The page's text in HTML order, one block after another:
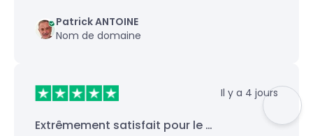
Patrick ANTOINE
Nom de domaine
Il y a 4 jours
Extrêmement satisfait pour le …